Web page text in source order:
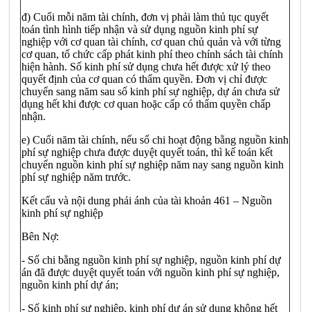
đ) Cuối mỗi năm tài chính, đơn vị phải làm thủ tục quyết
toán tình hình tiếp nhận và sử dụng nguồn kinh phí sự
nghiệp với cơ quan tài chính, cơ quan chủ quản và với từng
cơ quan, tổ chức cấp phát kinh phí theo chính sách tài chính
hiện hành. Số kinh phí sử dụng chưa hết được xử lý theo
quyết định của cơ quan có thẩm quyền. Đơn vị chỉ được
chuyển sang năm sau số kinh phí sự nghiệp, dự án chưa sử
dụng hết khi được cơ quan hoặc cấp có thẩm quyền chấp
nhận.
e) Cuối năm tài chính, nếu số chi hoạt động bằng nguồn kinh
phí sự nghiệp chưa được duyệt quyết toán, thì kế toán kết
chuyển nguồn kinh phí sự nghiệp năm nay sang nguồn kinh
phí sự nghiệp năm trước.
Kết cấu và nội dung phải ánh của tài khoản 461 – Nguồn
kinh phí sự nghiệp
Bên Nợ:
- Số chi bằng nguồn kinh phí sự nghiệp, nguồn kinh phí dự
án đã được duyệt quyết toán với nguồn kinh phí sự nghiệp,
nguồn kinh phí dự án;
- Số kinh phí sự nghiệp, kinh phí dự án sử dụng không hết